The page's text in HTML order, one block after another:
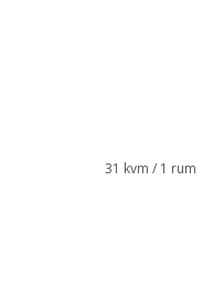
31 kvm / 1 rum